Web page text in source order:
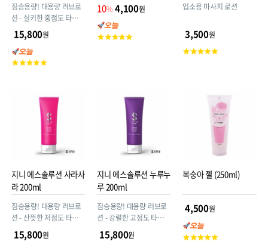
짐승용량! 대용량 러브로
션 - 실키한 중점도 타입
(파라벤Free/6가지 유해
성분 없는 안심처방)
15,800원
고
10% 4,100원
고
업소용 마사지 로션
3,500원
고
지니 에스솔루션 사라사
라 200ml
짐승용량! 대용량 러브로
션 - 산뜻한 저점도 타입
(파라벤Free/6가지 유해
성분 없는 안심처방)
15,800원
지니 에스솔루션 누루누
루 200ml
짐승용량! 대용량 러브로
션 - 강렬한 고점도 타입
(파라벤Free/6가지 유해
성분 없는 안심처방)
15,800원
복숭아 젤 (250ml)
4,500원
고